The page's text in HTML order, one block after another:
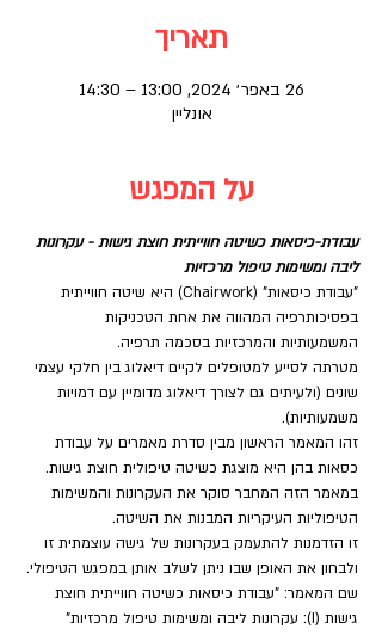
תאריך
26 באפר׳ 2024, 13:00 – 14:30
אונליין
על המפגש
עבודת-כיסאות כשיטה חווייתית חוצת גישות - עקרונות
ליבה ומשימות טיפול מרכזיות
"עבודת כיסאות" (Chairwork) היא שיטה חווייתית
בפסיכותרפיה המהווה את אחת הטכניקות
המשמעותיות והמרכזיות בסכמה תרפיה.
מטרתה לסייע למטופלים לקיים דיאלוג בין חלקי עצמי
שונים (ולעיתים גם לצורך דיאלוג מדומיין עם דמויות
משמעותיות).
זהו המאמר הראשון מבין סדרת מאמרים על עבודת
כסאות בהן היא מוצגת כשיטה טיפולית חוצת גישות.
במאמר הזה המחבר סוקר את העקרונות והמשימות
הטיפוליות העיקריות המבנות את השיטה.
זו הזדמנות להתעמק בעקרונות של גישה עוצמתית זו
ולבחון את האופן שבו ניתן לשלב אותן במפגש הטיפולי.
שם המאמר: "עבודת כיסאות כשיטה חווייתית חוצת
גישות (I): עקרונות ליבה ומשימות טיפול מרכזיות"